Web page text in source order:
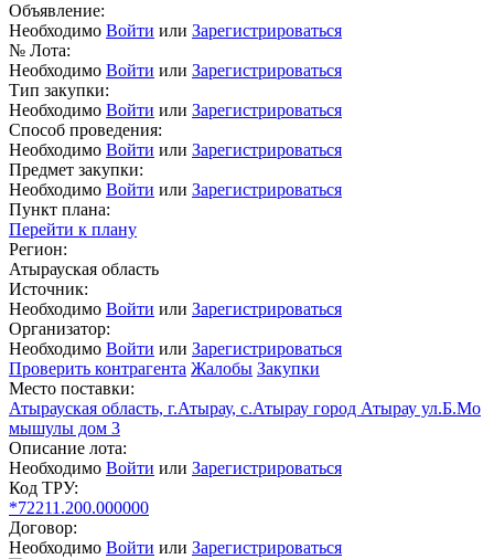
Объявление:
Необходимо Войти или Зарегистрироваться
№ Лота:
Необходимо Войти или Зарегистрироваться
Тип закупки:
Необходимо Войти или Зарегистрироваться
Способ проведения:
Необходимо Войти или Зарегистрироваться
Предмет закупки:
Необходимо Войти или Зарегистрироваться
Пункт плана:
Перейти к плану
Регион:
Атырауская область
Источник:
Необходимо Войти или Зарегистрироваться
Организатор:
Необходимо Войти или Зарегистрироваться
Проверить контрагента Жалобы Закупки
Место поставки:
Атырауская область, г.Атырау, с.Атырау город Атырау ул.Б.Мо
мышулы дом 3
Описание лота:
Необходимо Войти или Зарегистрироваться
Код ТРУ:
*72211.200.000000
Договор:
Необходимо Войти или Зарегистрироваться